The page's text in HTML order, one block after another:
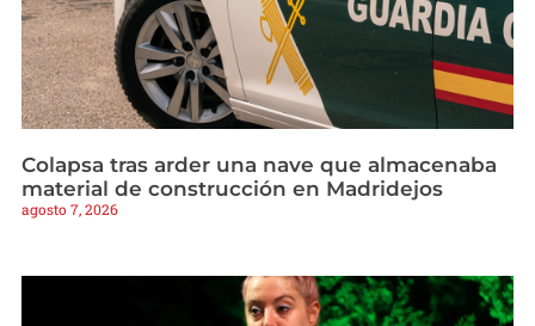
Colapsa tras arder una nave que almacenaba
material de construcción en Madridejos
agosto 7, 2026